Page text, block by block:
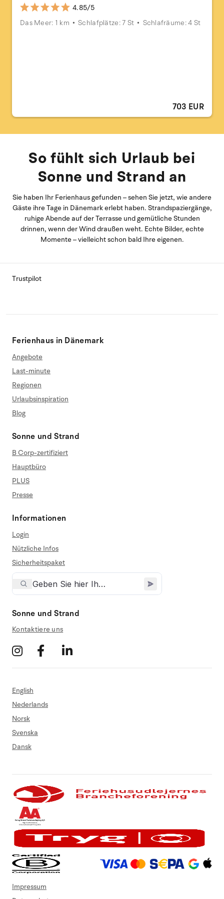
4.85/5
Das Meer: 1 km
Schlafplätze: 7 St Schlafräume: 4 St
703 EUR
So fühlt sich Urlaub bei
Sonne und Strand an
Sie haben Ihr Ferienhaus gefunden – sehen Sie jetzt, wie andere
Gäste ihre Tage in Dänemark erlebt haben. Strandspaziergänge,
ruhige Abende auf der Terrasse und gemütliche Stunden
drinnen, wenn der Wind draußen weht. Echte Bilder, echte
Momente – vielleicht schon bald Ihre eigenen.
Trustpilot
Ferienhaus in Dänemark
Angebote
Last-minute
Regionen
Urlaubsinspiration
Blog
Sonne und Strand
B Corp-zertifiziert
Hauptbüro
PLUS
Presse
Informationen
Login
Nützliche Infos
Sicherheitspaket
Sonne und Strand
Kontaktiere uns
English
Nederlands
Norsk
Svenska
Dansk
Impressum